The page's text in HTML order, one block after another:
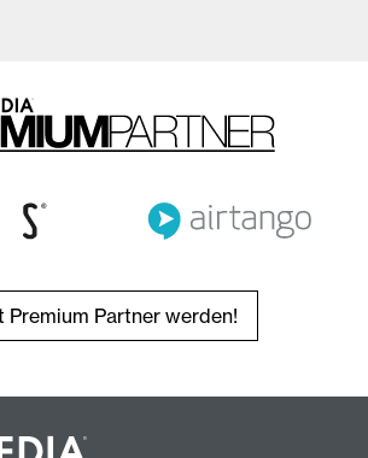
Premium Partner werden!